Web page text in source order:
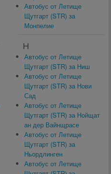
Автобус от Летище
Щутгарт (STR) за
Монпелие
Н
Автобус от Летище
Щутгарт (STR) за Ниш
Автобус от Летище
Щутгарт (STR) за Нови
Сад
Автобус от Летище
Щутгарт (STR) за Нойщат
ан дер Вайнщрасе
Автобус от Летище
Щутгарт (STR) за
Ньордлинген
Автобус от Летище